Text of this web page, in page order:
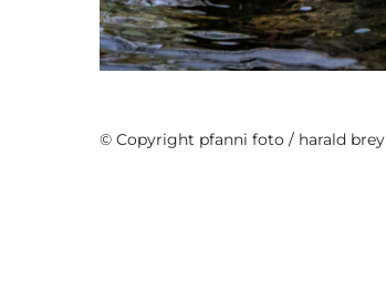
Tiere Casablanca
© Copyright pfanni foto / harald brey